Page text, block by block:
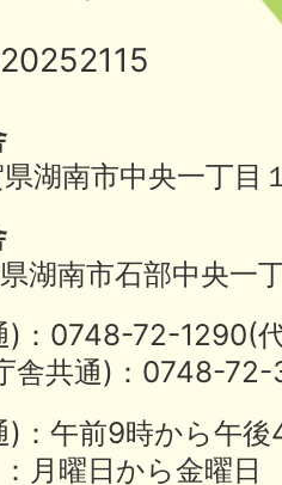
湖南市中央一丁目
湖南市石部中央一
)：0748-72-
舎共通)：0748-
)：午前9時から午
月曜日から金曜日